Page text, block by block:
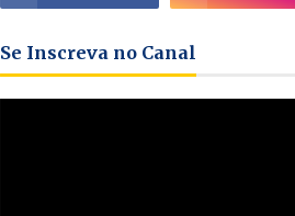
Se Inscreva no Canal